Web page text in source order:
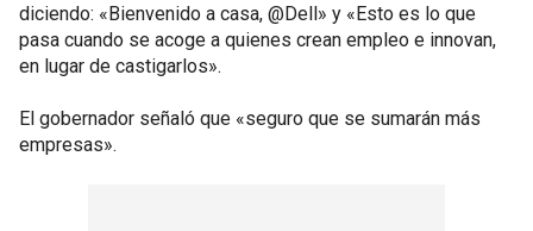
diciendo: «Bienvenido a casa, @Dell» y «Esto es lo que
pasa cuando se acoge a quienes crean empleo e innovan,
en lugar de castigarlos».
El gobernador señaló que «seguro que se sumarán más
empresas».